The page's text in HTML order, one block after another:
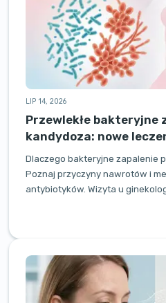
LIP 14, 2026
Przewlekłe bakteryjne
kandydoza: nowe
Dlaczego bakteryjne zapalenie
Poznaj przyczyny nawrotów i
antybiotyków. Wizyta u